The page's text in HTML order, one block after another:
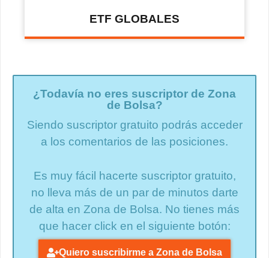
ETF GLOBALES
¿Todavía no eres suscriptor de Zona
de Bolsa?
Siendo suscriptor gratuito podrás acceder
a los comentarios de las posiciones.
Es muy fácil hacerte suscriptor gratuito,
no lleva más de un par de minutos darte
de alta en Zona de Bolsa. No tienes más
que hacer click en el siguiente botón:
Quiero suscribirme a Zona de Bolsa